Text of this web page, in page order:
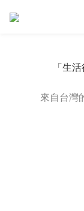
「生
來自台